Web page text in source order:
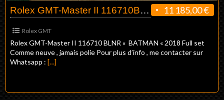
11 185,00 €
Rolex GMT-Master II 116710BLNR
Rolex GMT
Rolex GMT-Master II 116710 BLNR « BATMAN « 2018 Full set
Comme neuve , jamais polie Pour plus d’info , me contacter sur
Whatsapp : […]